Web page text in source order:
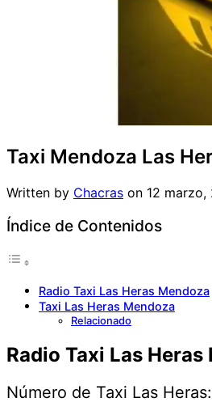
Taxi Mendoza Las
Written by Chacras on 12 marzo,
Índice de Contenidos
Radio Taxi Las Heras Mendoza
Taxi Las Heras Mendoza
Relacionado
Radio Taxi Las Heras
Número de Taxi Las